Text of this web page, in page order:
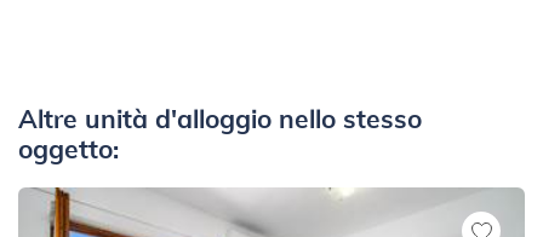
Altre unità d'alloggio nello stesso
oggetto: